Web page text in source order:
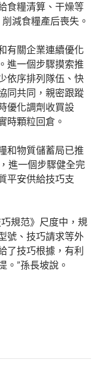
食糧清算、干燥等
減食糧產后喪失。
有關企業連續優化
進一個步驟摸索推
依序排列隊伍、快
同共同，親密跟蹤
優化調劑收買設
時顆粒回倉。
和物質儲蓄局已推
進一個步驟健全完
平安供給技巧支
規范》尺度中，規
號、技巧請求等外
了技巧根據，有利
。”孫長坡說。